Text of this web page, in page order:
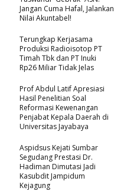
Jangan Cuma Hafal, Jalankan
Nilai Akuntabel!
Terungkap Kerjasama
Produksi Radioisotop PT
Timah Tbk dan PT Inuki
Rp26 Miliar Tidak Jelas
Prof Abdul Latif Apresiasi
Hasil Penelitian Soal
Reformasi Kewenangan
Penjabat Kepala Daerah di
Universitas Jayabaya
Aspidsus Kejati Sumbar
Segudang Prestasi Dr.
Hadiman Dimutasi Jadi
Kasubdit Jampidum
Kejagung